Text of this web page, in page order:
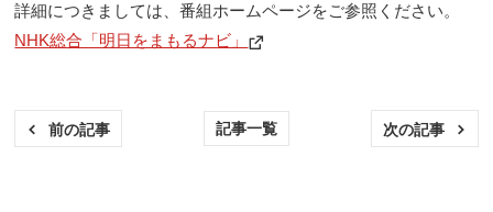
詳細につきましては、番組ホームページをご参照ください。
NHK総合「明日をまもるナビ」
ィ
ン
ド
前の記事 記事一覧 次の記事